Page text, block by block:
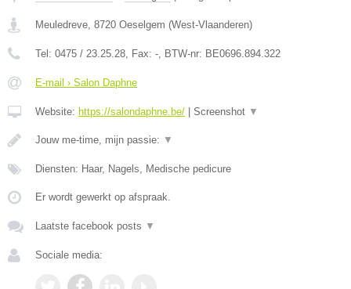
Meuledreve, 8720 Oeselgem (West-Vlaanderen)
Tel: 0475 / 23.25.28, Fax: -, BTW-nr: BE0696.894.322
E-mail › Salon Daphne
Website: https://salondaphne.be/ Screenshot ▼
Jouw me-time, mijn passie: ▼
Diensten: Haar, Nagels, Medische pedicure
Er wordt gewerkt op afspraak.
Laatste facebook posts ▼
Sociale media: